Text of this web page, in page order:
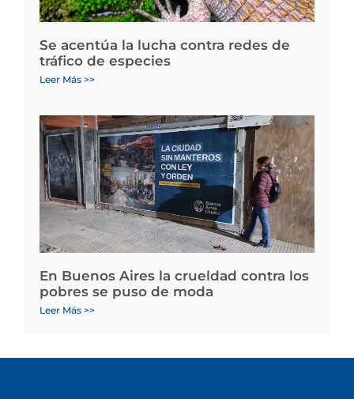
Se acentúa la lucha contra redes de
tráfico de especies
Leer Más >>
En Buenos Aires la crueldad contra los
pobres se puso de moda
Leer Más >>